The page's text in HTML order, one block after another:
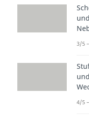
und
3/5
und
4/5